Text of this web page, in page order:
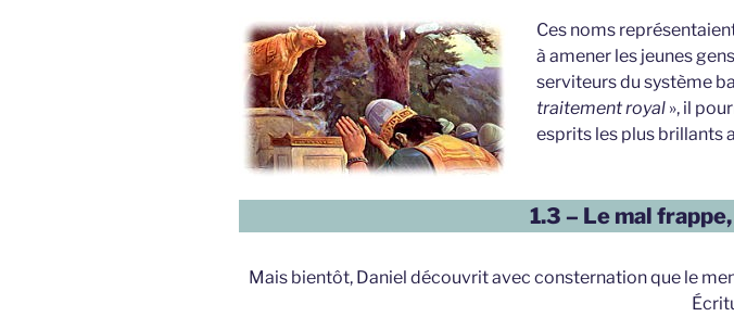
Ces noms
à amener les jeunes
serviteurs du système
traitement royal », il
esprits les plus brillants
1.3 – Le mal
Mais bientôt, Daniel découvrit avec consternation que le